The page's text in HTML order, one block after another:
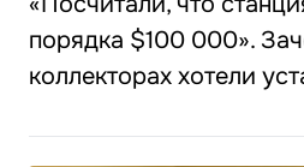
порядка $100 000».
коллекторах хотели